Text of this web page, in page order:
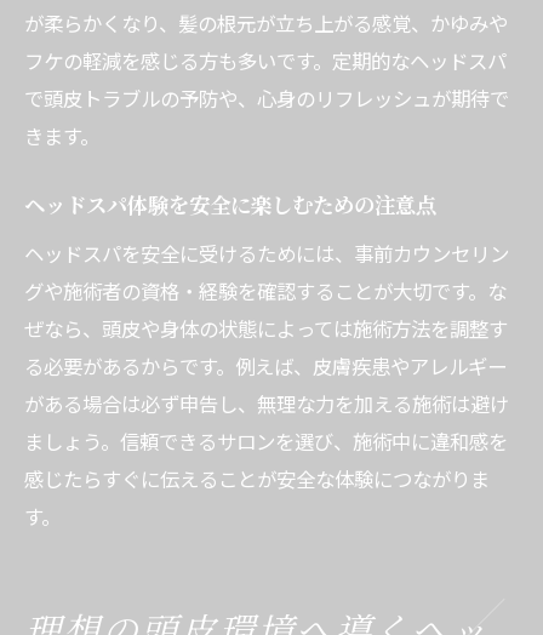
髪と頭皮を守るためのヘッドスパ活用ポイ
ント
ドライヘッドスパと通常施術の違いと選び
ヘッドスパで頭皮と髪の健康を目指す方法
ヘッドマッサージの安全性とリスクを正しく理
解
ヘッドスパ施術時に気を付ける安全ポイン
ト
ヘッドマッサージと死亡事例の実際のリス
ヘッドスパで感じる不安や疑問の解消法
が柔らかくなり、髪の根元が立ち上がる感覚、かゆみや
フケの軽減を感じる方も多いです。定期的なヘッドスパ
で頭皮トラブルの予防や、心身のリフレッシュが期待で
きます。
ヘッドスパ体験を安全に楽しむための注意点
ヘッドスパを安全に受けるためには、事前カウンセリン
グや施術者の資格・経験を確認することが大切です。な
ぜなら、頭皮や身体の状態によっては施術方法を調整す
る必要があるからです。例えば、皮膚疾患やアレルギー
がある場合は必ず申告し、無理な力を加える施術は避け
ましょう。信頼できるサロンを選び、施術中に違和感を
感じたらすぐに伝えることが安全な体験につながりま
す。